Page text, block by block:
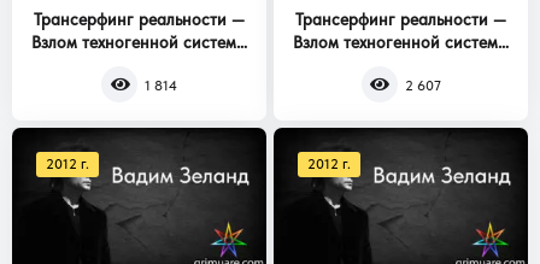
Трансерфинг реальности —
Взлом техногенной системы
1 814
Трансерфинг реальности —
Взлом техногенной системы
2 607
2012 г. 2012 г.